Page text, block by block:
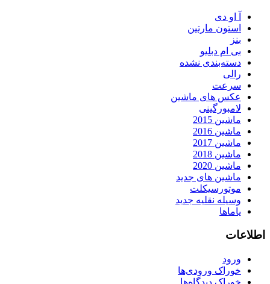
آ او دی
استون مارتین
بنز
بی ام دبلیو
دسته‌بندی نشده
رالی
سرعت
عکس های ماشین
لامبورگینی
ماشین 2015
ماشین 2016
ماشین 2017
ماشین 2018
ماشین 2020
ماشین های جدید
موتورسیکلت
وسیله نقلیه جدید
یاماها
اطلاعات
ورود
خوراک ورودی‌ها
خوراک دیدگاه‌ها